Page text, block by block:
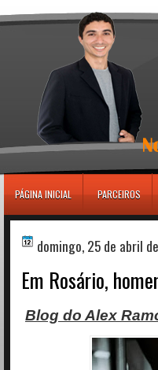
PÁGINA INICIAL PARCEIROS
domingo, 25 de abril
Em Rosário,
Blog do Alex